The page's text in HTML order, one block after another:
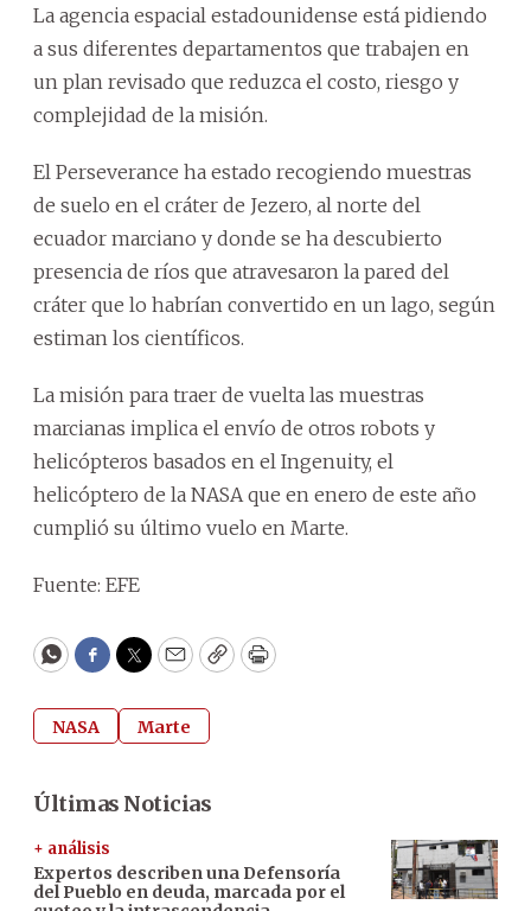
La agencia espacial estadounidense está pidiendo
a sus diferentes departamentos que trabajen en
un plan revisado que reduzca el costo, riesgo y
complejidad de la misión.
El Perseverance ha estado recogiendo muestras
de suelo en el cráter de Jezero, al norte del
ecuador marciano y donde se ha descubierto
presencia de ríos que atravesaron la pared del
cráter que lo habrían convertido en un lago, según
estiman los científicos.
La misión para traer de vuelta las muestras
marcianas implica el envío de otros robots y
helicópteros basados en el Ingenuity, el
helicóptero de la NASA que en enero de este año
cumplió su último vuelo en Marte.
Fuente: EFE
WhatsApp
Facebook
Twitter
EmailCopyPrint
NASA Marte
Últimas Noticias
+ análisis
Expertos describen una Defensoría
del Pueblo en deuda, marcada por el